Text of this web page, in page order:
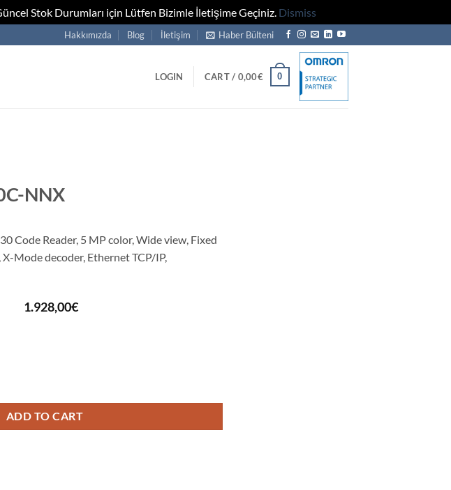
Stok Durumları için Lütfen Bizimle İletişime Geçiniz. Dismiss
Hakkımızda Blog İletişim Haber Bülteni
LOGIN CART / 0,00€ 0
NNX
Code Reader, 5 MP color, Wide view, Fixed
Mode decoder, Ethernet TCP/IP,
1.928,00€
ADD TO CART